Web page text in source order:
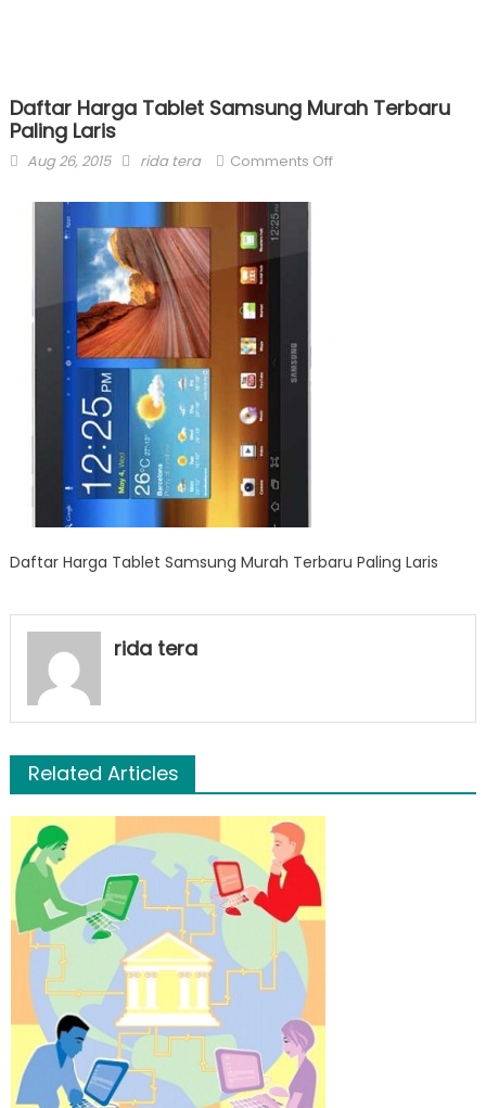
Daftar Harga Tablet Samsung Murah Terbaru
Paling Laris
Posted
Aug 26, 2015 Author
rida tera Comments Offon
Daftar Harga Tablet Samsung Murah Terbaru Paling Laris
rida tera
Related Articles